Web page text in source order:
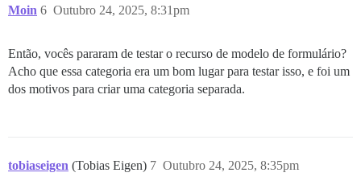
Moin Outubro 24, 2025, 8:31pm
6
Então, vocês pararam de testar o recurso de modelo de formulário?
Acho que essa categoria era um bom lugar para testar isso, e foi um
dos motivos para criar uma categoria separada.
tobiaseigen (Tobias Eigen) Outubro 24, 2025, 8:35pm
7